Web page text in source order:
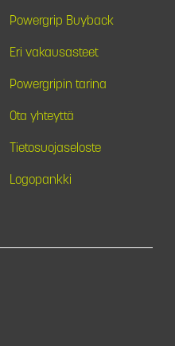
Powergrip Buyback
Eri vakausasteet
Powergripin tarina
Ota yhteyttä
Tietosuojaseloste
Logopankki